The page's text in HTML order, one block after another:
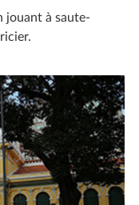
jouant à saute-